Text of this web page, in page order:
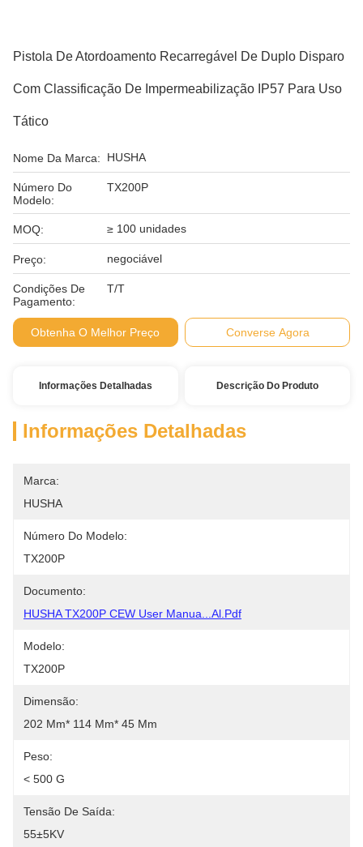
Pistola De Atordoamento Recarregável De Duplo Disparo
Com Classificação De Impermeabilização IP57 Para Uso
Tático
Nome Da Marca: HUSHA
Número Do
Modelo:
TX200P
MOQ: ≥ 100 unidades
Preço: negociável
Condições De
Pagamento:
T/T
Obtenha O Melhor Preço Converse Agora
Informações Detalhadas Descrição Do Produto
Informações Detalhadas
Marca:
HUSHA
Número Do Modelo:
TX200P
Documento:
HUSHA TX200P CEW User Manua...al.pdf
Modelo:
TX200P
Dimensão:
202 Mm* 114 Mm* 45 Mm
Peso:
< 500 G
Tensão De Saída:
55±5KV